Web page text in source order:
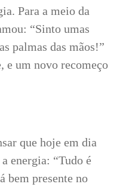
Para a meio da
“Sinto umas
palmas das mãos!”
e um novo recomeço
que hoje em dia
energia: “Tudo é
bem presente no